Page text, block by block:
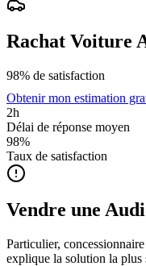
Rachat Voiture
98% de satisfaction
Obtenir mon estimation
2h
Délai de réponse moyen
98%
Taux de satisfaction
Vendre une
Particulier,
explique la solution la plus